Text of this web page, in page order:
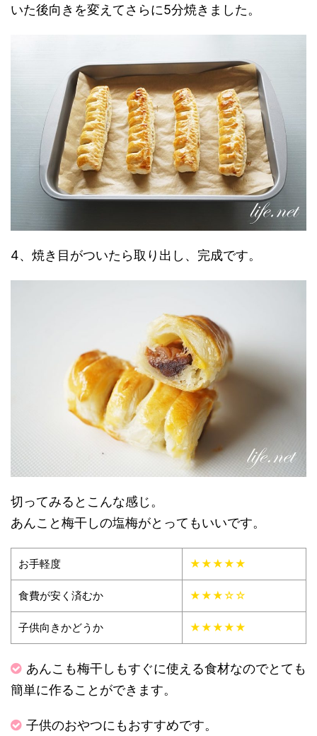
いた後向きを変えてさらに5分焼きました。
4、焼き目がついたら取り出し、完成です。
切ってみるとこんな感じ。
あんこと梅干しの塩梅がとってもいいです。
お手軽度 ★★★★★
食費が安く済むか ★★★☆☆
子供向きかどうか ★★★★★
あんこも梅干しもすぐに使える食材なのでとても
簡単に作ることができます。
子供のおやつにもおすすめです。